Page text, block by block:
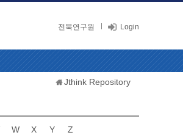
전북연구원 Login
Jthink Repository
W X Y Z